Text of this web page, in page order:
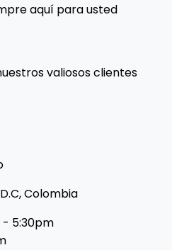
aquí para usted
valiosos clientes
Colombia
- 5:30pm